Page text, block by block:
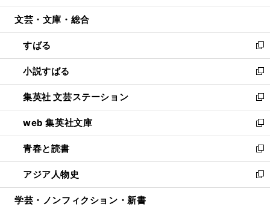
開
ウ
開
く
ン
ウ
で
開
く
ウ
ン
ド
ウ
で
開
く
文芸・文庫・総合
すばる
新
し
い
ウ
ィ
ン
ド
ウ
で
開
く
小説すばる
新
し
い
ウ
ィ
ン
ド
ウ
で
開
集英社 文芸ステーション
新
し
い
ウ
ィ
ン
ド
ウ
web 集英社文庫
新
し
い
ウ
ィ
ン
青春と読書
新
し
い
ウ
アジア人物史
新
し
学芸・ノンフィクション・新書